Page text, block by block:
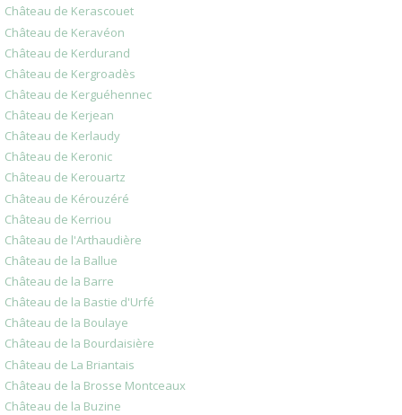
Château de Kerascouet
Château de Keravéon
Château de Kerdurand
Château de Kergroadès
Château de Kerguéhennec
Château de Kerjean
Château de Kerlaudy
Château de Keronic
Château de Kerouartz
Château de Kérouzéré
Château de Kerriou
Château de l'Arthaudière
Château de la Ballue
Château de la Barre
Château de la Bastie d'Urfé
Château de la Boulaye
Château de la Bourdaisière
Château de La Briantais
Château de la Brosse Montceaux
Château de la Buzine